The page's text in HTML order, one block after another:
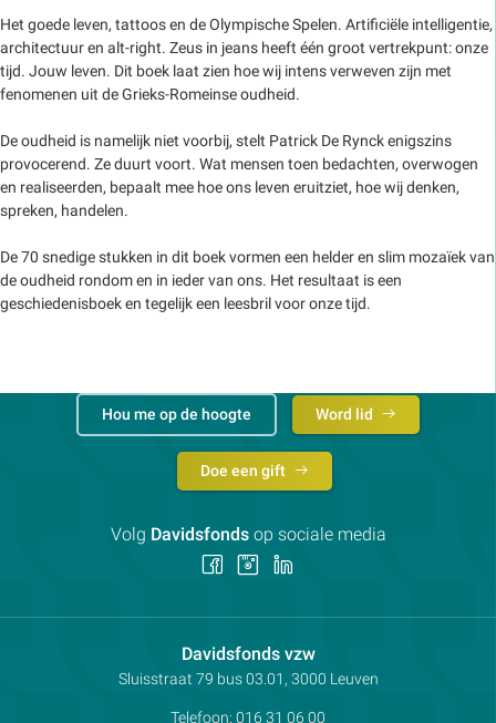
Het goede leven, tattoos en de Olympische Spelen. Artificiële intelligentie,
architectuur en alt-right. Zeus in jeans heeft één groot vertrekpunt: onze
tijd. Jouw leven. Dit boek laat zien hoe wij intens verweven zijn met
fenomenen uit de Grieks-Romeinse oudheid.
De oudheid is namelijk niet voorbij, stelt Patrick De Rynck enigszins
provocerend. Ze duurt voort. Wat mensen toen bedachten, overwogen
en realiseerden, bepaalt mee hoe ons leven eruitziet, hoe wij denken,
spreken, handelen.
De 70 snedige stukken in dit boek vormen een helder en slim mozaïek van
de oudheid rondom en in ieder van ons. Het resultaat is een
geschiedenisboek en tegelijk een leesbril voor onze tijd.
Davidsfonds vzwContactpersoon:
Adres:
Sluisstraat 79 bus 03.01, 3000 Leuven
Telefoon: 016 31 06 00
Hou me op de hoogte Word lid
Doe een gift
Volg Davidsfondsop sociale media
Volg Volg